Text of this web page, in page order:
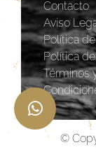
Contacto
Aviso
Política
Política
Términos
©